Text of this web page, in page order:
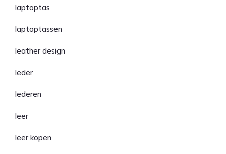
laptoptas
laptoptassen
leather design
leder
lederen
leer
leer kopen